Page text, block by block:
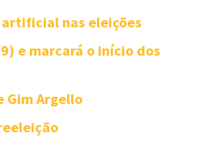
nas eleições
e marcará o início dos
Gim Argello